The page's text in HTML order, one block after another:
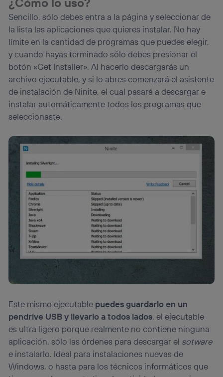
Sencillo, sólo debes entra a la página y seleccionar de
la lista las aplicaciones que quieres instalar. No hay
límite en la cantidad de programas que puedes elegir,
y cuando hayas terminado sólo debes presionar el
botón «Get Installer». Al hacerlo descargarás un
archivo ejecutable, y si lo abres comenzará el asistente
de instalación de Ninite, el cual pasará a descargar e
instalar automáticamente todos los programas que
seleccionaste.
Este mismo ejecutable puedes guardarlo en un
pendrive USB y llevarlo a todos lados, el ejecutable
es ultra ligero porque realmente no contiene ninguna
aplicación, sólo las órdenes para descargar el sotware
e instalarlo. Ideal para instalaciones nuevas de
Windows, o hasta para los técnicos informáticos que
consienta el uso de la tecnología recibirá el mismo
identificador. Típicamente:
Si utilizas unaconexión de banda ancha(p. ej., Wi-Fi),
el marketing o análisis se realizará en función de las
actividades de navegación de los miembros del hogar
que hayan dado su consentimiento.
Si utilizasdatos móviles, el marketing será más
personalizado, ya que se basará únicamente en la
navegación del usuario del móvil.
Puedes gestionar los consentimientos Utiq seleccionando
“Administrar Utiq” en la parte inferior de esta página web o
visitando el portal de privacidad de Utiq